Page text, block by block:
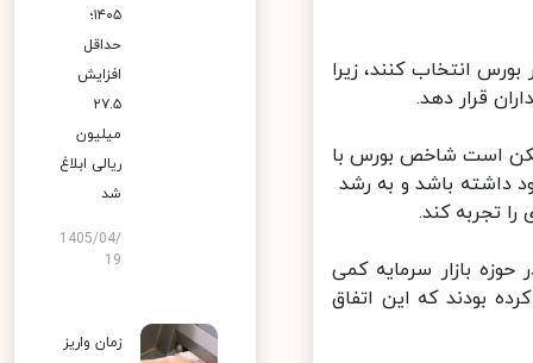
انتخاب کنند، زیرا
قرار دهد.
است شاخص بورس با
داشته باشد و به رشد
بازار سرمایه کمی
اخیر بورس را به ریزش سال ٩٢ تشبیه کرده بودند که این اتفاق
۱۴۰۵؛
حداقل
افزایش
۲۷.۵
میلیون
ریالی ابلاغ
شد
1405/04/
19
زمان واریز